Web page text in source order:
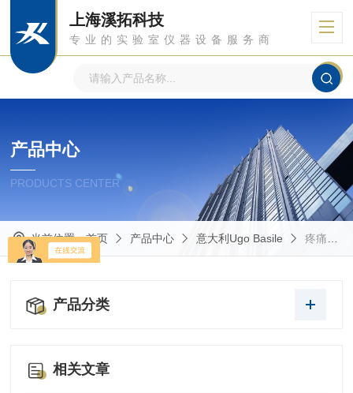
上海溪拓科技
专业的实验室仪器设备服务商
产品中心
PRODUCTS CENTER
当前位置：首页 产品中心 意大利Ugo Basile 疼痛与炎症
产品分类
相关文章